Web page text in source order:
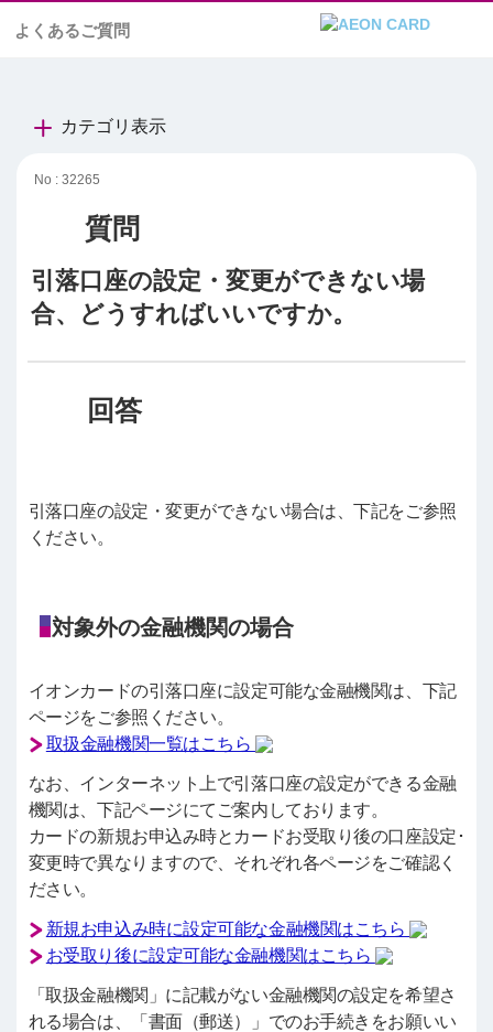
よくあるご質問
カテゴリ表示
No : 32265
引落口座の設定・変更ができない場
合、どうすればいいですか。
引落口座の設定・変更ができない場合は、下記をご参照
ください。
対象外の金融機関の場合
イオンカードの引落口座に設定可能な金融機関は、下記
ページをご参照ください。
取扱金融機関一覧はこちら
なお、インターネット上で引落口座の設定ができる金融
機関は、下記ページにてご案内しております。
カードの新規お申込み時とカードお受取り後の口座設定･
変更時で異なりますので、それぞれ各ページをご確認く
ださい。
新規お申込み時に設定可能な金融機関はこちら
お受取り後に設定可能な金融機関はこちら
「取扱金融機関」に記載がない金融機関の設定を希望さ
れる場合は、「書面（郵送）」でのお手続きをお願いい